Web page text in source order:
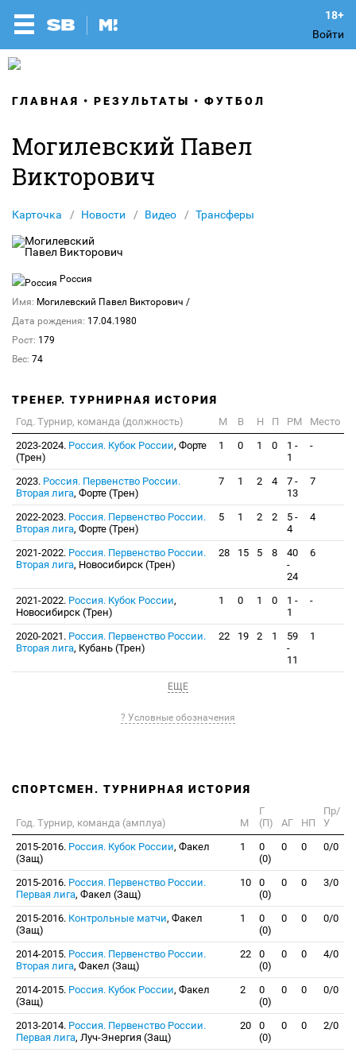
Войти
ГЛАВНАЯ РЕЗУЛЬТАТЫ ФУТБОЛ
Могилевский Павел
Викторович
Карточка Новости Видео Трансферы
Россия
Имя: Могилевский Павел Викторович /
Дата рождения: 17.04.1980
Рост: 179
Вес: 74
ТРЕНЕР. ТУРНИРНАЯ ИСТОРИЯ
Год. Турнир, команда (должность) М В Н П РМ
Место
2023-2024. Россия. Кубок России, Форте
(Трен)
1 0 1 0
1 -
1
-
2023. Россия. Первенство России.
Вторая лига, Форте (Трен)
7 1 2 4
7 -
13
7
2022-2023. Россия. Первенство России.
Вторая лига, Форте (Трен)
5 1 2 2
5 -
4
4
2021-2022. Россия. Первенство России.
Вторая лига, Новосибирск (Трен)
28 15 5 8
40
-
24
6
2021-2022. Россия. Кубок России,
Новосибирск (Трен)
1 0 1 0
1 -
1
-
2020-2021. Россия. Первенство России.
Вторая лига, Кубань (Трен)
22 19 2 1
59
-
11
1
ЕЩЕ
? Условные обозначения
СПОРТСМЕН. ТУРНИРНАЯ ИСТОРИЯ
Год. Турнир, команда (амплуа) М
Г
(П)
АГ НП
Пр/
У
2015-2016. Россия. Кубок России, Факел
(Защ)
1
0
(0)
0 0 0/0
2015-2016. Россия. Первенство России.
Первая лига, Факел (Защ)
10
0
(0)
0 0 3/0
2015-2016. Контрольные матчи, Факел
(Защ)
1
0
(0)
0 0 0/0
2014-2015. Россия. Первенство России.
Вторая лига, Факел (Защ)
22
0
(0)
0 0 4/0
2014-2015. Россия. Кубок России, Факел
(Защ)
2
0
(0)
0 0 0/0
2013-2014. Россия. Первенство России.
Первая лига, Луч-Энергия (Защ)
20
0
(0)
0 0 2/0